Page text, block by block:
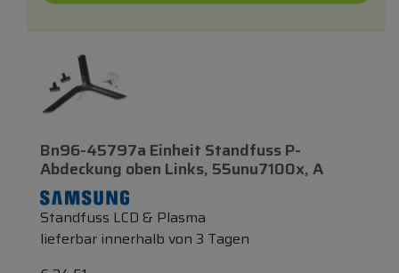
Bn96-45797a Einheit Standfuss P-
Abdeckung oben Links, 55unu7100x, A
Standfuss LCD & Plasma
lieferbar innerhalb von 3 Tagen